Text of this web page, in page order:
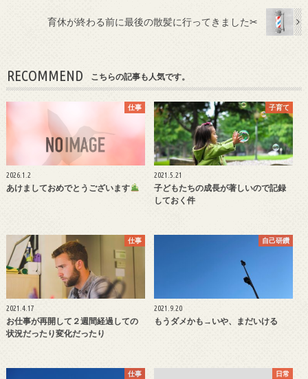
育休が終わる前に最後の散髪に行ってきました✂︎
RECOMMEND こちらの記事も人気です。
仕事
2026.1.2
あけましておめでとうございます
子育て
2021.5.21
子どもたちの成長が著しいので記録
しておく件
仕事
2021.4.17
お仕事が再開して２週間経過しての
状況だったり変化だったり
自己研鑽
2021.9.20
もうダメかも→いや、まだいける
仕事 日常